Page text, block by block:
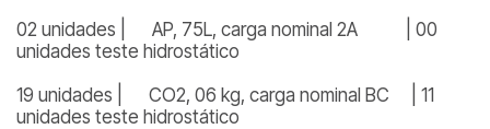
02 unidades | AP, 75L, carga nominal 2A | 00
unidades teste hidrostático
19 unidades | CO2, 06 kg, carga nominal BC | 11
unidades teste hidrostático